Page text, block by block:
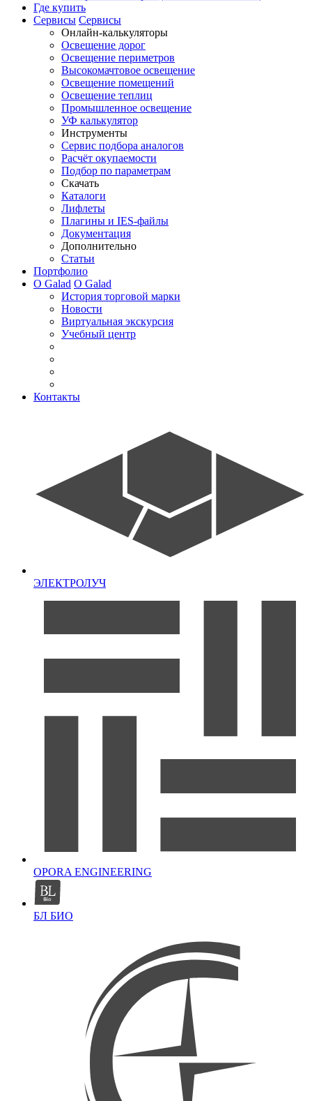
Где купить
Сервисы Сервисы
Онлайн-калькуляторы
Освещение дорог
Освещение периметров
Высокомачтовое освещение
Освещение помещений
Освещение теплиц
Промышленное освещение
УФ калькулятор
Инструменты
Сервис подбора аналогов
Расчёт окупаемости
Подбор по параметрам
Скачать
Каталоги
Лифлеты
Плагины и IES-файлы
Документация
Дополнительно
Статьи
Портфолио
О Galad О Galad
История торговой марки
Новости
Виртуальная экскурсия
Учебный центр
Контакты
ЭЛЕКТРОЛУЧ
OPORA ENGINEERING
БЛ БИО